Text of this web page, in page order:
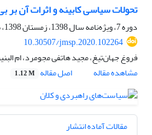
تحولات سیاسی کابینه و اثرات آن بر
دوره 7، ویژه‌نامه سال 1398، زمستان 1398، صفحه
10.30507/jmsp.2020.102264
فروغ جهان‌تیغ، مجید هاتفی مجومرد، ام
مشاهده مقاله
اصل مقاله 1.12 M
مقالات آماده انتشار